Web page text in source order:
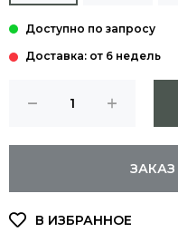
Доставка: от 6 недель